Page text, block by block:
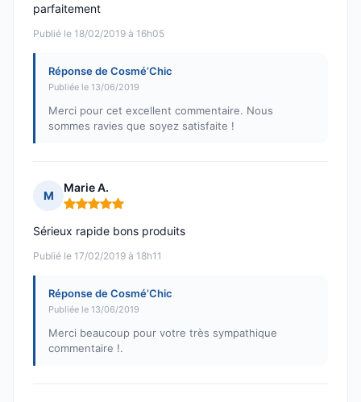
Publié le 18/02/2019 à 16h05
parfaitement
Réponse de Cosmé’Chic
Publiée le 13/06/2019
Merci pour cet excellent commentaire. Nous
sommes ravies que soyez satisfaite !
M
Marie A.
Note : 5 sur 5
Publié le 17/02/2019 à 18h11
Sérieux rapide bons produits
Réponse de Cosmé’Chic
Publiée le 13/06/2019
Merci beaucoup pour votre très sympathique
commentaire !.